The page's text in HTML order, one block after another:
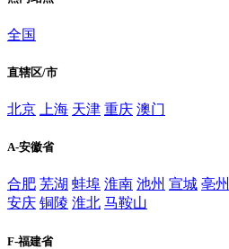
全国
直辖区/市
北京 上海 天津 重庆 澳门
A-安徽省
合肥 芜湖 蚌埠 淮南 池州 宣城 亳州
安庆 铜陵 淮北 马鞍山
F-福建省